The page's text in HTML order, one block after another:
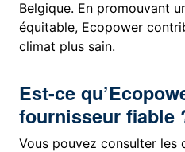
Belgique. En promouvant
équitable, Ecopower
climat plus sain.
Est-ce
fournisseur fiable
Vous pouvez consulter les